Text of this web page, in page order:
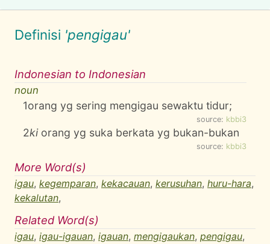
Definisi 'pengigau'
Indonesian to Indonesian
noun
1orang yg sering mengigau sewaktu tidur;
source: kbbi3
2kiorang yg suka berkata yg bukan-bukan
source: kbbi3
More Word(s)
igau, kegemparan, kekacauan, kerusuhan, huru-hara,
kekalutan,
Related Word(s)
igau, igau-igauan, igauan, mengigaukan, pengigau,